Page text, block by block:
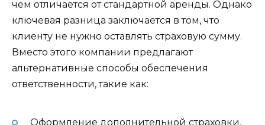
чем отличается от стандартной аренды. Однако
ключевая разница заключается в том, что
клиенту не нужно оставлять страховую сумму.
Вместо этого компании предлагают
альтернативные способы обеспечения
ответственности, такие как:
Оформление дополнительной страховки.